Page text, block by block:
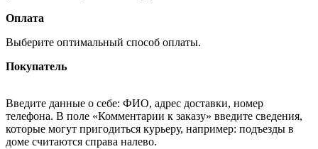
Оплата
Выберите оптимальный способ оплаты.
Покупатель
Введите данные о себе: ФИО, адрес доставки, номер
телефона. В поле «Комментарии к заказу» введите сведения,
которые могут пригодиться курьеру, например: подъезды в
доме считаются справа налево.